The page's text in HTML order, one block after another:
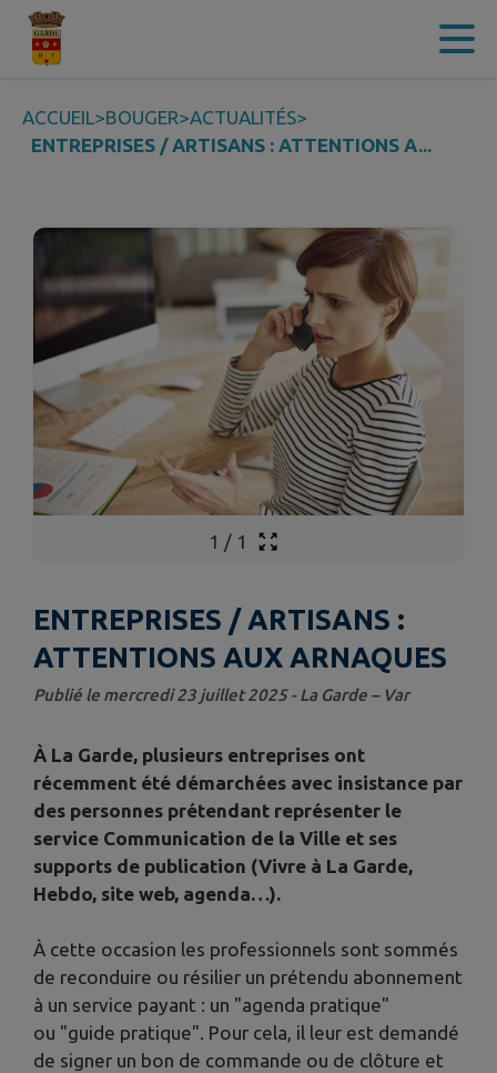
Contenu
ACCUEIL>BOUGER>ACTUALITÉS>
ENTREPRISES / ARTISANS : ATTENTIONS A...
1 / 1
ENTREPRISES / ARTISANS :
ATTENTIONS AUX ARNAQUES
Publié le mercredi 23 juillet 2025 - La Garde – Var
À La Garde, plusieurs entreprises ont
récemment été démarchées avec insistance par
des personnes prétendant représenter le
service Communication de la Ville et ses
supports de publication (Vivre à La Garde,
Hebdo, site web, agenda…).
À cette occasion les professionnels sont sommés
de reconduire ou résilier un prétendu abonnement
à un service payant : un "agenda pratique"
ou "guide pratique". Pour cela, il leur est demandé
de signer un bon de commande ou de clôture et